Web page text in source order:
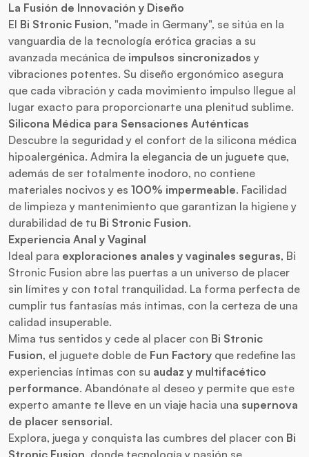
La Fusión de Innovación y Diseño
El Bi Stronic Fusion, "made in Germany", se sitúa en la
vanguardia de la tecnología erótica gracias a su
avanzada mecánica de impulsos sincronizados y
vibraciones potentes. Su diseño ergonómico asegura
que cada vibración y cada movimiento impulso llegue al
lugar exacto para proporcionarte una plenitud sublime.
Silicona Médica para Sensaciones Auténticas
Descubre la seguridad y el confort de la silicona médica
hipoalergénica. Admira la elegancia de un juguete que,
además de ser totalmente inodoro, no contiene
materiales nocivos y es 100% impermeable. Facilidad
de limpieza y mantenimiento que garantizan la higiene y
durabilidad de tu Bi Stronic Fusion.
Experiencia Anal y Vaginal
Ideal para exploraciones anales y vaginales seguras, Bi
Stronic Fusion abre las puertas a un universo de placer
sin límites y con total tranquilidad. La forma perfecta de
cumplir tus fantasías más íntimas, con la certeza de una
calidad insuperable.
Mima tus sentidos y cede al placer con Bi Stronic
Fusion, el juguete doble de Fun Factory que redefine las
experiencias íntimas con su audaz y multifacético
performance. Abandónate al deseo y permite que este
experto amante te lleve en un viaje hacia una supernova
de placer sensorial.
Explora, juega y conquista las cumbres del placer con Bi
Stronic Fusion , donde tecnología y pasión se